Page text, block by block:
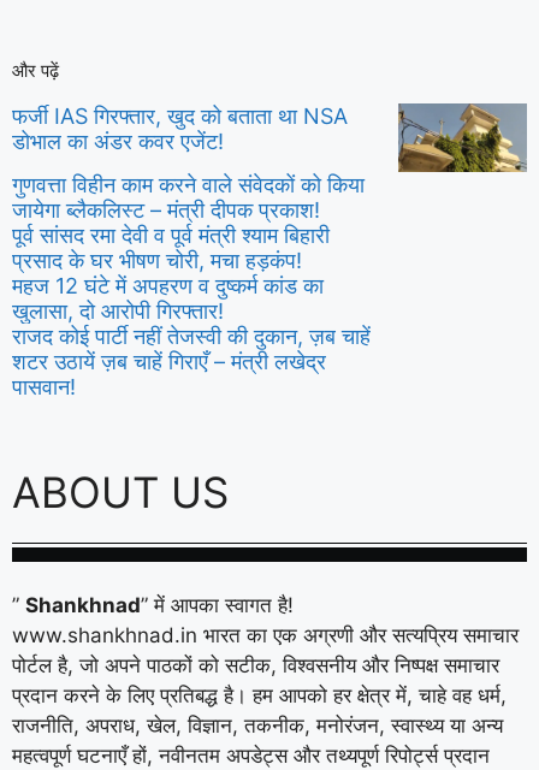
और पढ़ें
फर्जी IAS गिरफ्तार, खुद को बताता था NSA
डोभाल का अंडर कवर एजेंट!
गुणवत्ता विहीन काम करने वाले संवेदकों को किया
जायेगा ब्लैकलिस्ट – मंत्री दीपक प्रकाश!
पूर्व सांसद रमा देवी व पूर्व मंत्री श्याम बिहारी
प्रसाद के घर भीषण चोरी, मचा हड़कंप!
महज 12 घंटे में अपहरण व दुष्कर्म कांड का
खुलासा, दो आरोपी गिरफ्तार!
राजद कोई पार्टी नहीं तेजस्वी की दुकान, ज़ब चाहें
शटर उठायें ज़ब चाहें गिराएँ – मंत्री लखेद्र
पासवान!
ABOUT US
” Shankhnad” में आपका स्वागत है!
www.shankhnad.in भारत का एक अग्रणी और सत्यप्रिय समाचार
पोर्टल है, जो अपने पाठकों को सटीक, विश्वसनीय और निष्पक्ष समाचार
प्रदान करने के लिए प्रतिबद्ध है। हम आपको हर क्षेत्र में, चाहे वह धर्म,
राजनीति, अपराध, खेल, विज्ञान, तकनीक, मनोरंजन, स्वास्थ्य या अन्य
महत्वपूर्ण घटनाएँ हों, नवीनतम अपडेट्स और तथ्यपूर्ण रिपोर्ट्स प्रदान